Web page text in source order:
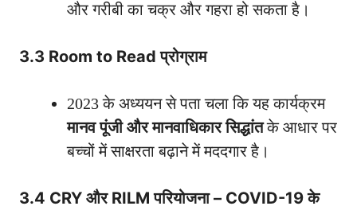
और गरीबी का चक्र और गहरा हो सकता है।
3.3 Room to Read प्रोग्राम
2023 के अध्ययन से पता चला कि यह कार्यक्रम
मानव पूंजी और मानवाधिकार सिद्धांतके आधार पर
बच्चों में साक्षरता बढ़ाने में मददगार है।
3.4 CRY और RILM परियोजना – COVID-19 के